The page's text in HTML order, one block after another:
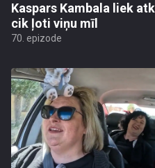
Kaspars Kambala liek
cik ļoti viņu mīl
70. epizode